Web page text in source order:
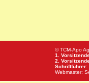
© TCM-Apo
1.
2.
Schriftführer:
Webmaster: